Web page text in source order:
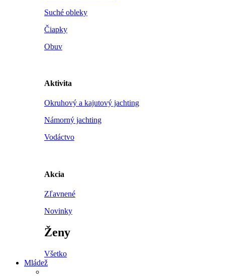
Suché obleky
Čiapky
Obuv
Aktivita
Okruhový a kajutový jachting
Námorný jachting
Vodáctvo
Akcia
Zľavnené
Novinky
Ženy
Všetko
Mládež